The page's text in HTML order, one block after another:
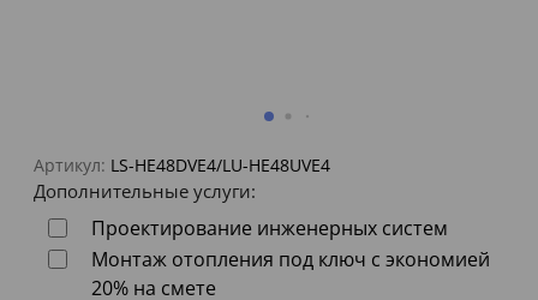
Артикул: LS-HE48DVE4/LU-HE48UVE4
Дополнительные услуги:
Проектирование инженерных систем
Монтаж отопления под ключ с экономией
20% на смете